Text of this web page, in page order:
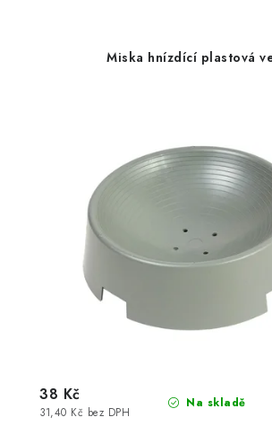
Miska hnízdící plastová
Na skladě
31,40 Kč bez DPH
38 Kč